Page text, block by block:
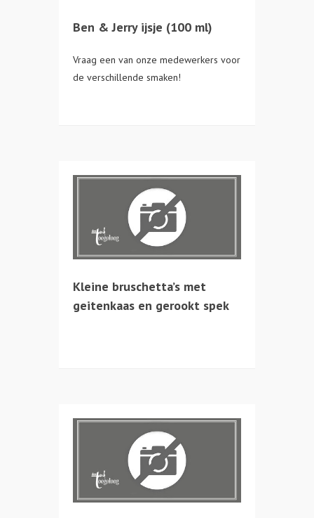
Ben & Jerry ijsje (100 ml)
Vraag een van onze medewerkers voor
de verschillende smaken!
Kleine bruschetta’s met
geitenkaas en gerookt spek